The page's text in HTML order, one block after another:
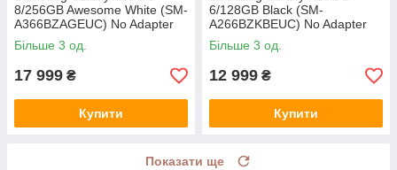
8/256GB Awesome White (SM-
A366BZAGEUC) No Adapter
UA UCRF
Більше 3 од.
17 999 ₴
Купити
6/128GB Black (SM-
A266BZKBEUC) No Adapter
UA UCRF
Більше 3 од.
12 999 ₴
Купити
Показати ще